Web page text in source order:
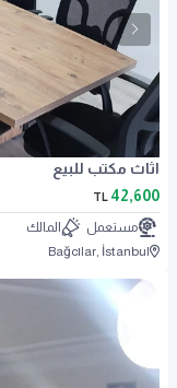
اثاث مكتب للبيع
42,600
TL
مستعمل
المالك
Bağcılar, İstanbul